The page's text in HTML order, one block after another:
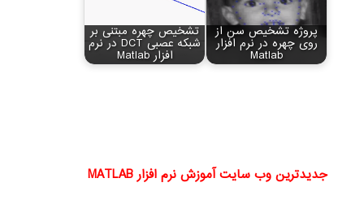
پروژه تشخیص سن از
روی چهره در نرم افزار
Matlab
تشخیص چهره مبتنی بر
شبکه عصبی DCT در نرم
افزار Matlab
جدیدترین وب سایت آموزش نرم افزار MATLAB